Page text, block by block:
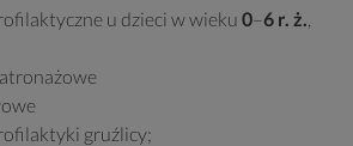
u dzieci w wieku 0–6 r. ż.,
gruźlicy;